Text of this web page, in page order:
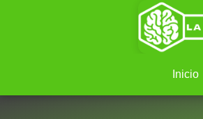
Inicio